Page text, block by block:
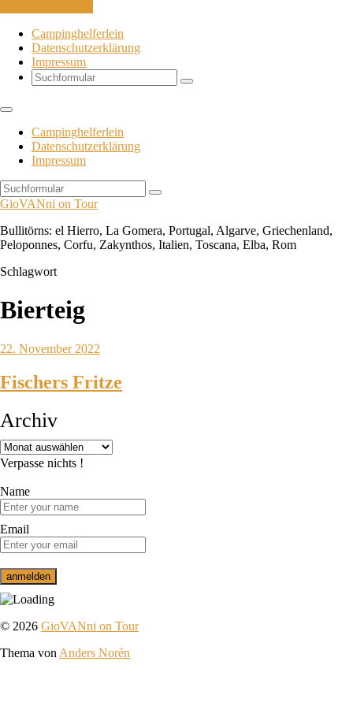
Campinghelferlein
Datenschutzerklärung
Impressum
Search
Campinghelferlein
Datenschutzerklärung
Impressum
Search
GioVANni on Tour
Bullitörns: el Hierro, La Gomera, Portugal, Algarve, Griechenland,
Peloponnes, Corfu, Zakynthos, Italien, Toscana, Elba, Rom
Schlagwort
Bierteig
22. November 2022
Fischers Fritze
Archiv
Verpasse nichts !
Name
Email
© 2026 GioVANni on Tour
Thema von Anders Norén